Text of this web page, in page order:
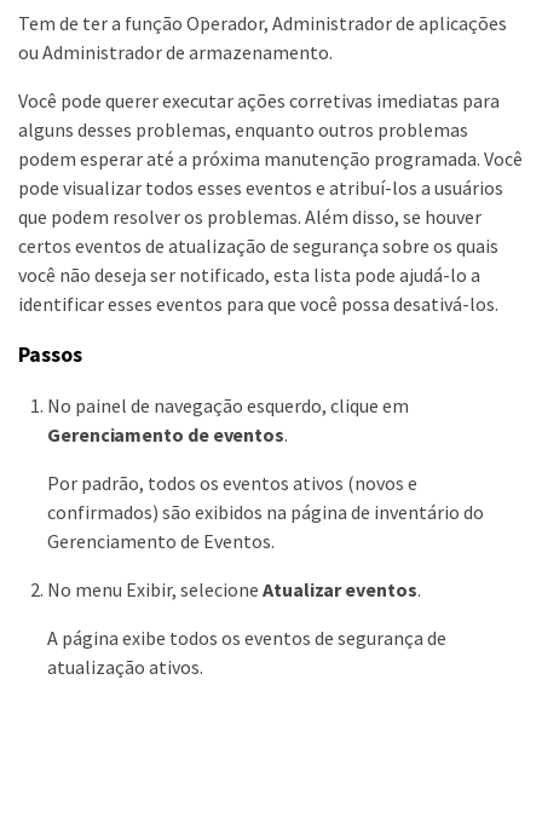
Tem de ter a função Operador, Administrador de aplicações
ou Administrador de armazenamento.
Você pode querer executar ações corretivas imediatas para
alguns desses problemas, enquanto outros problemas
podem esperar até a próxima manutenção programada. Você
pode visualizar todos esses eventos e atribuí-los a usuários
que podem resolver os problemas. Além disso, se houver
certos eventos de atualização de segurança sobre os quais
você não deseja ser notificado, esta lista pode ajudá-lo a
identificar esses eventos para que você possa desativá-los.
Passos
No painel de navegação esquerdo, clique em
Gerenciamento de eventos.
Por padrão, todos os eventos ativos (novos e
confirmados) são exibidos na página de inventário do
Gerenciamento de Eventos.
No menu Exibir, selecione Atualizar eventos.
A página exibe todos os eventos de segurança de
atualização ativos.